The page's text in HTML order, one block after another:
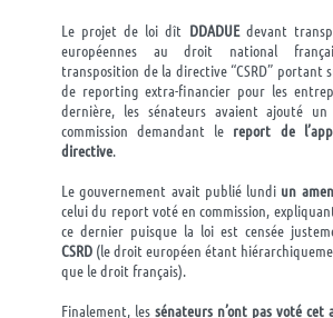
Le projet de loi dît DDADUE devant
européennes au droit national
transposition de la directive “CSRD” portant
de reporting extra-financier pour les
dernière, les sénateurs avaient ajouté un
commission demandant le report de
directive.
Le gouvernement avait publié lundi un
celui du report voté en commission,
ce dernier puisque la loi est censée
CSRD (le droit européen étant
que le droit français).
Finalement, les sénateurs n’ont pas voté cet